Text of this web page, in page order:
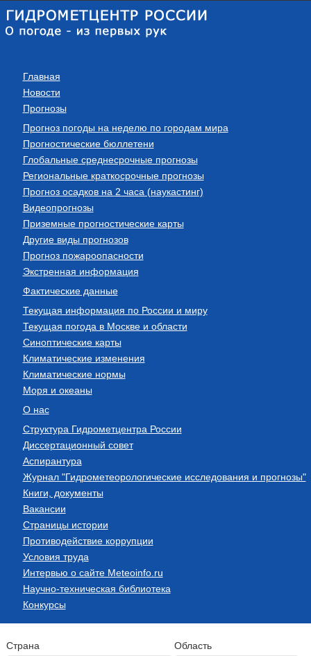
Главная
Новости
Прогнозы
Прогноз погоды на неделю по городам мира
Прогностические бюллетени
Глобальные среднесрочные прогнозы
Региональные краткосрочные прогнозы
Прогноз осадков на 2 часа (наукастинг)
Видеопрогнозы
Приземные прогностические карты
Другие виды прогнозов
Прогноз пожароопасности
Экстренная информация
Фактические данные
Текущая информация по России и миру
Текущая погода в Москве и области
Синоптические карты
Климатические изменения
Климатические нормы
Моря и океаны
О нас
Структура Гидрометцентра России
Диссертационный совет
Аспирантура
Журнал "Гидрометеорологические исследования и прогнозы"
Книги, документы
Вакансии
Страницы истории
Противодействие коррупции
Условия труда
Интервью о сайте Meteoinfo.ru
Научно-техническая библиотека
Конкурсы
Страна Область